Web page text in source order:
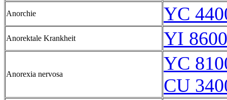
Anorchie YC
Anorektale Krankheit YI
Anorexia nervosa
YC
CU